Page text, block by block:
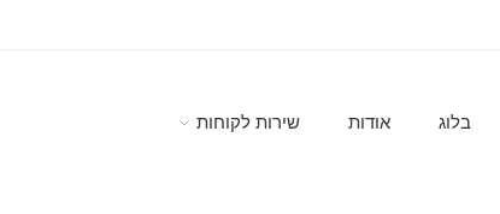
בלוג אודות שירות לקוחות